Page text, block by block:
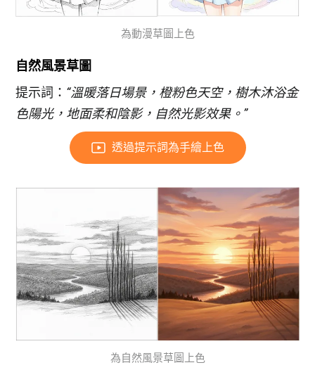
為動漫草圖上色
自然風景草圖
提示詞： “溫暖落日場景，橙粉色天空，樹木沐浴金
色陽光，地面柔和陰影，自然光影效果。”
透過提示詞為手繪上色
為自然風景草圖上色